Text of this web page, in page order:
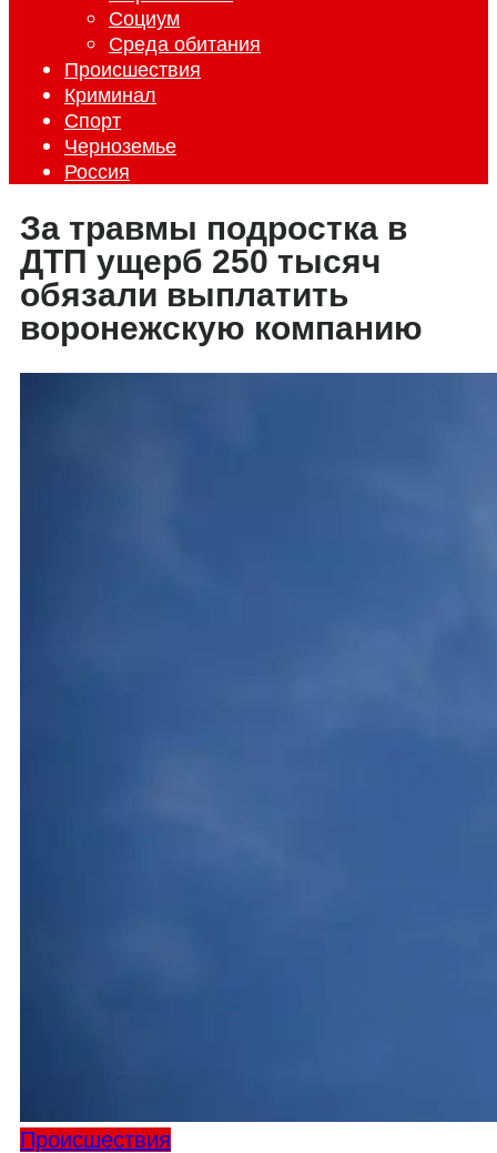
Социум
Среда обитания
Происшествия
Криминал
Спорт
Черноземье
Россия
За травмы подростка в
ДТП ущерб 250 тысяч
обязали выплатить
воронежскую компанию
Происшествия